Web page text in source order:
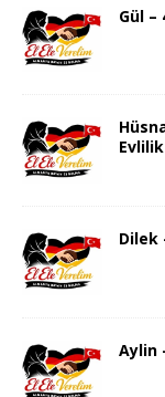
Gül
Evlilik
Dilek
Aylin